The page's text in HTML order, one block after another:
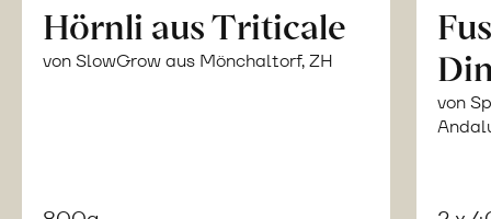
Hörnli aus Triticale
von SlowGrow aus Mönchaltorf, ZH
von